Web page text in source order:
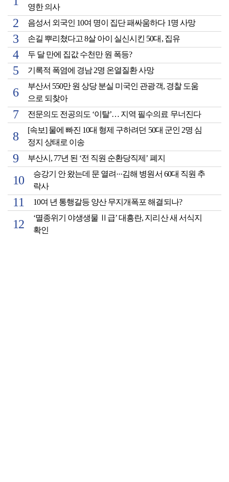
영한 의사
음성서 외국인 10여 명이 집단 패싸움하다 1명 사망
손길 뿌리쳤다고 8살 아이 실신시킨 50대, 집유
두 달 만에 집값 수천만 원 폭등?
기록적 폭염에 경남 2명 온열질환 사망
부산서 550만 원 상당 분실 미국인 관광객, 경찰 도움
으로 되찾아
전문의도 전공의도 ‘이탈’… 지역 필수의료 무너진다
[속보] 물에 빠진 10대 형제 구하려던 50대 군인 2명 심
정지 상태로 이송
부산시, 77년 된 ‘전 직원 순환당직제’ 폐지
승강기 안 왔는데 문 열려···김해 병원서 60대 직원 추
락사
10여 년 통행갈등 양산 무지개폭포 해결되나?
‘멸종위기 야생생물 Ⅱ급’ 대흥란, 지리산 새 서식지
확인